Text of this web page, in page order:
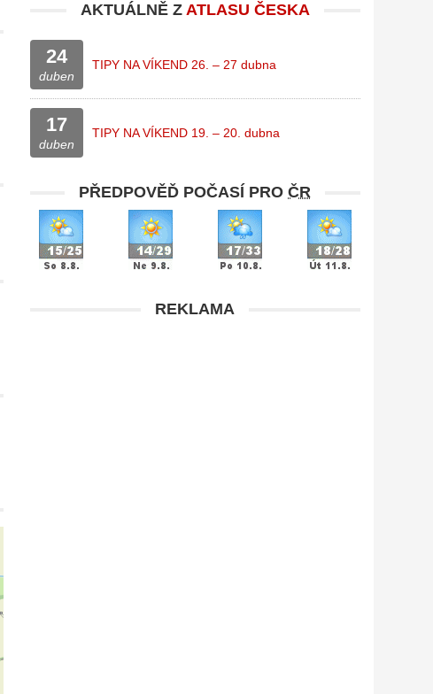
AKTUÁLNĚ Z ATLASU ČESKA
24
duben
TIPY NA VÍKEND 26. – 27 dubna
17
duben
TIPY NA VÍKEND 19. – 20. dubna
PŘEDPOVĚĎ POČASÍ PROČR
REKLAMA